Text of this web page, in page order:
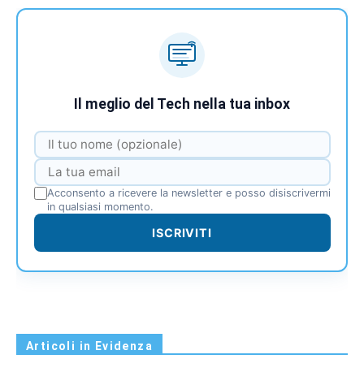
Il meglio del Tech nella tua inbox
Acconsento a ricevere la newsletter e posso disiscrivermi
in qualsiasi momento.
ISCRIVITI
Articoli in Evidenza